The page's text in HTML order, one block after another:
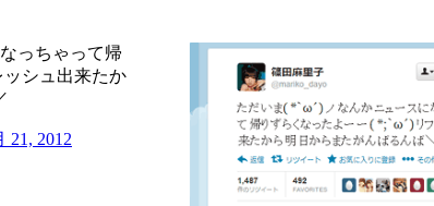
っちゃって帰
ッシュ出来たか
21, 2012